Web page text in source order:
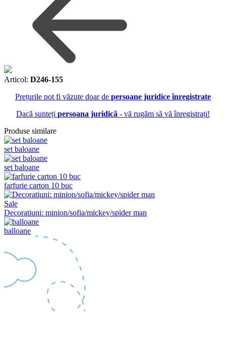
Articol: D246-155
Prețurile pot fi văzute doar de persoane juridice înregistrate
Dacă sunteți persoana juridică - vă rugăm să vă înregistrați!
Produse similare
set baloane
set baloane
farfurie carton 10 buc
Sale
Decoratiuni: minion/sofia/mickey/spider man
balloane